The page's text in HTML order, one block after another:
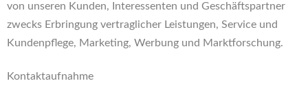
von unseren Kunden, Interessenten und Geschäftspartner
zwecks Erbringung vertraglicher Leistungen, Service und
Kundenpflege, Marketing, Werbung und Marktforschung.
Kontaktaufnahme